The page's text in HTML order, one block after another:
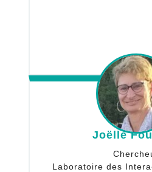
Joëlle
Laboratoire des